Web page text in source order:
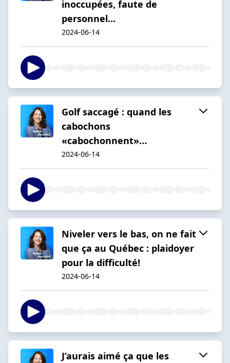
inoccupées, faute de
personnel…
2024-06-14
Golf saccagé : quand les
cabochons
«cabochonnent»…
2024-06-14
Niveler vers le bas, on ne fait
que ça au Québec : plaidoyer
pour la difficulté!
2024-06-14
J’aurais aimé ça que les